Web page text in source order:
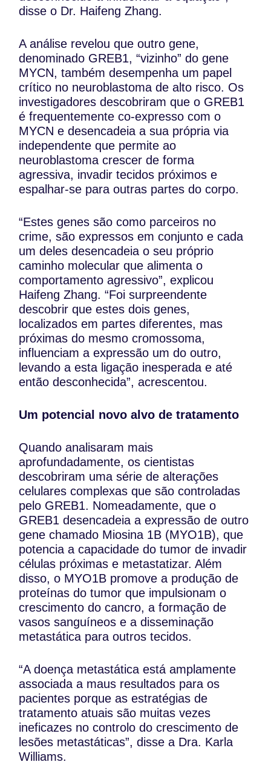
disse o Dr. Haifeng Zhang.
A análise revelou que outro gene,
denominado GREB1, “vizinho” do gene
MYCN, também desempenha um papel
crítico no neuroblastoma de alto risco. Os
investigadores descobriram que o GREB1
é frequentemente co-expresso com o
MYCN e desencadeia a sua própria via
independente que permite ao
neuroblastoma crescer de forma
agressiva, invadir tecidos próximos e
espalhar-se para outras partes do corpo.
“Estes genes são como parceiros no
crime, são expressos em conjunto e cada
um deles desencadeia o seu próprio
caminho molecular que alimenta o
comportamento agressivo”, explicou
Haifeng Zhang. “Foi surpreendente
descobrir que estes dois genes,
localizados em partes diferentes, mas
próximas do mesmo cromossoma,
influenciam a expressão um do outro,
levando a esta ligação inesperada e até
então desconhecida”, acrescentou.
Um potencial novo alvo de tratamento
Quando analisaram mais
aprofundadamente, os cientistas
descobriram uma série de alterações
celulares complexas que são controladas
pelo GREB1. Nomeadamente, que o
GREB1 desencadeia a expressão de outro
gene chamado Miosina 1B (MYO1B), que
potencia a capacidade do tumor de invadir
células próximas e metastatizar. Além
disso, o MYO1B promove a produção de
proteínas do tumor que impulsionam o
crescimento do cancro, a formação de
vasos sanguíneos e a disseminação
metastática para outros tecidos.
“A doença metastática está amplamente
associada a maus resultados para os
pacientes porque as estratégias de
tratamento atuais são muitas vezes
ineficazes no controlo do crescimento de
lesões metastáticas”, disse a Dra. Karla
Williams.